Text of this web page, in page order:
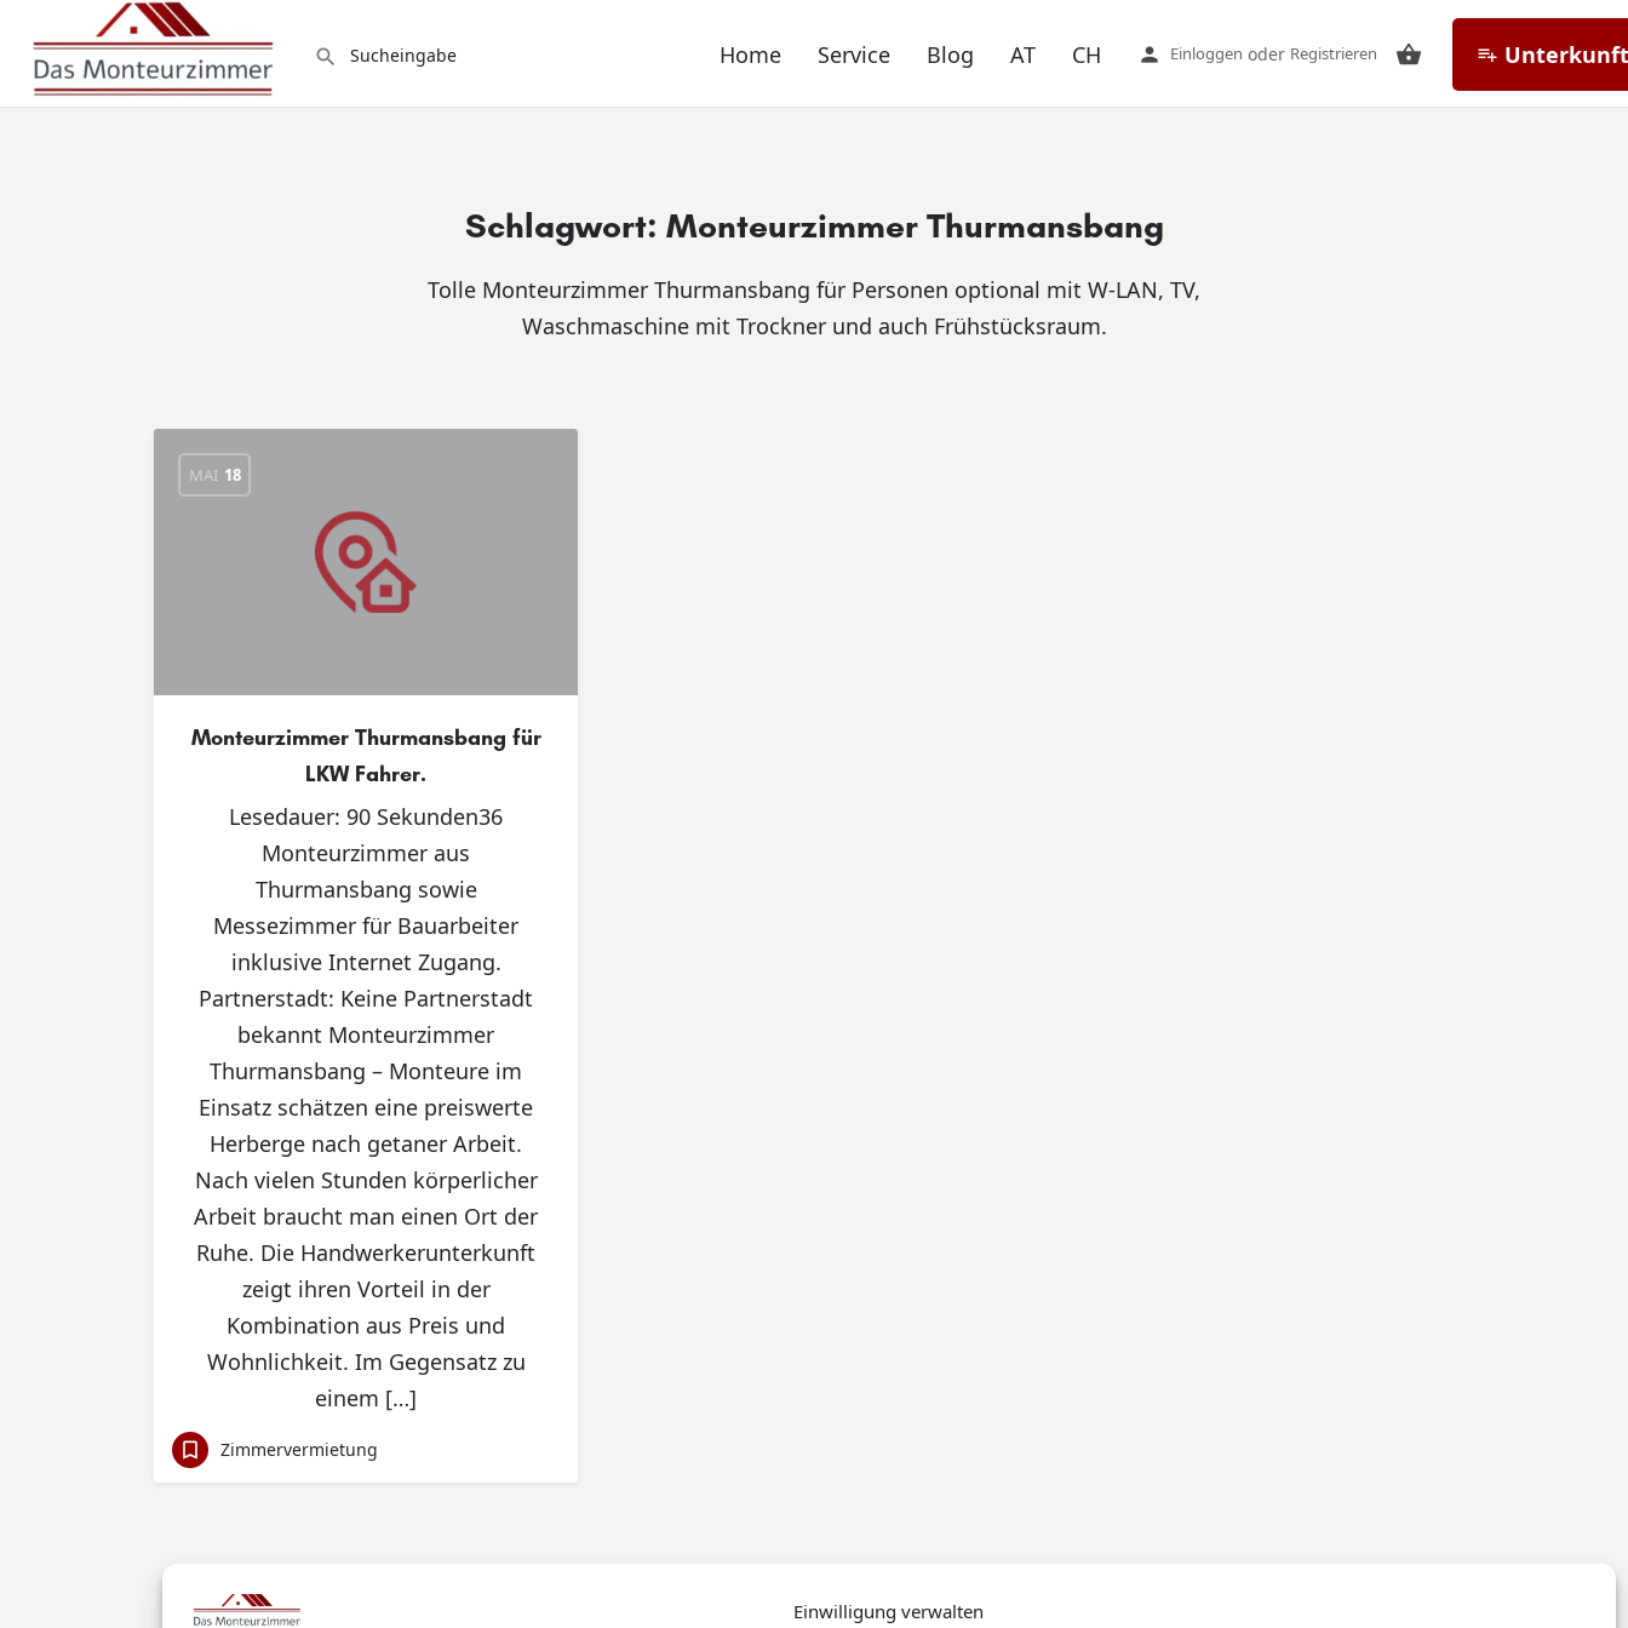
Einwilligung verwalten
Home Service Blog AT CH Einloggen oder Registrieren
Schlagwort: Monteurzimmer Thurmansbang
Tolle Monteurzimmer Thurmansbang für Personen optional mit W-LAN, TV,
Waschmaschine mit Trockner und auch Frühstücksraum.
MAI 18
Monteurzimmer Thurmansbang für
LKW Fahrer.
Lesedauer: 90 Sekunden36
Monteurzimmer aus
Thurmansbang sowie
Messezimmer für Bauarbeiter
inklusive Internet Zugang.
Partnerstadt: Keine Partnerstadt
bekannt Monteurzimmer
Thurmansbang – Monteure im
Einsatz schätzen eine preiswerte
Herberge nach getaner Arbeit.
Nach vielen Stunden körperlicher
Arbeit braucht man einen Ort der
Ruhe. Die Handwerkerunterkunft
zeigt ihren Vorteil in der
Kombination aus Preis und
Wohnlichkeit. Im Gegensatz zu
einem […]
Zimmervermietung